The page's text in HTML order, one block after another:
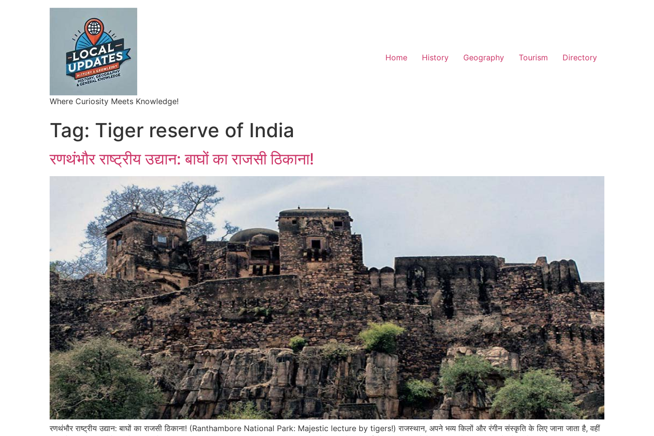
Where Curiosity Meets Knowledge!
Home History Geography Tourism Directory
Tag: Tiger reserve of India
रणथंभौर राष्ट्रीय उद्यान: बाघों का राजसी ठिकाना!
रणथंभौर राष्ट्रीय उद्यान: बाघों का राजसी ठिकाना! (Ranthambore National Park: Majestic lecture by tigers!) राजस्थान, अपने भव्य किलों और रंगीन संस्कृति के लिए जाना जाता है, वहीं